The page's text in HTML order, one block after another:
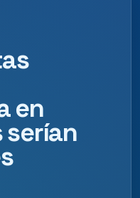
en
serían